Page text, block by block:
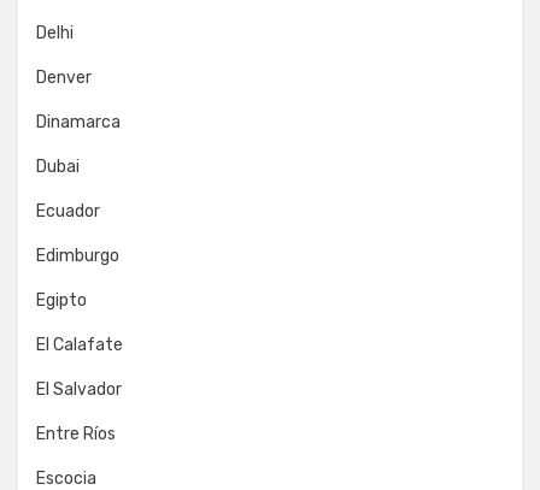
Delhi
Denver
Dinamarca
Dubai
Ecuador
Edimburgo
Egipto
El Calafate
El Salvador
Entre Ríos
Escocia